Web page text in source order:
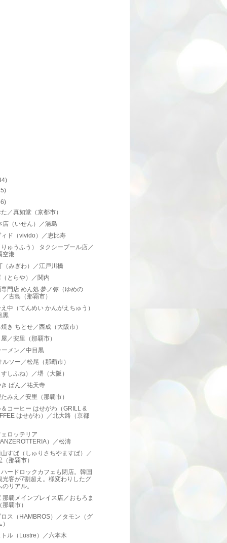
／真如堂（京都市）
店（いせん）／湯島
ド（vivido）／恵比寿
ゅうふう） タクシープール店／
空港
（みぎわ）／江戸川橋
とらや）／関内
門店 めん処 夢ノ弥（ゆめの
／古島（那覇市）
中（てんめい かんがえちゅう）
黒
き ちとせ／西成（大阪市）
／安里（那覇市）
ーメン／中目黒
ルソー／松尾（那覇市）
しふね）／堺（大阪）
ばん／祐天寺
みえ／安里（那覇市）
コーヒー はせがわ（GRILL &
はせがわ）／北大路（京都
ロッテリア
）／松濤
すば（しゅりさちやますば）／
（那覇市）
ードロックカフェも閉店。韓国
光客が7割超え。様変わりしたグ
のリアル。
那覇メインプレイス店／おもろま
那覇市）
ス（HAMBROS）／タモン（グ
ル（Lustre）／六本木